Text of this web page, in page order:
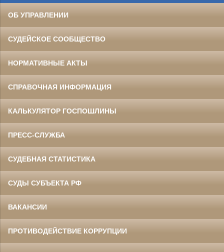
ОБ УПРАВЛЕНИИ
СУДЕЙСКОЕ СООБЩЕСТВО
НОРМАТИВНЫЕ АКТЫ
СПРАВОЧНАЯ ИНФОРМАЦИЯ
КАЛЬКУЛЯТОР ГОСПОШЛИНЫ
ПРЕСС-СЛУЖБА
СУДЕБНАЯ СТАТИСТИКА
СУДЫ СУБЪЕКТА РФ
ВАКАНСИИ
ПРОТИВОДЕЙСТВИЕ КОРРУПЦИИ